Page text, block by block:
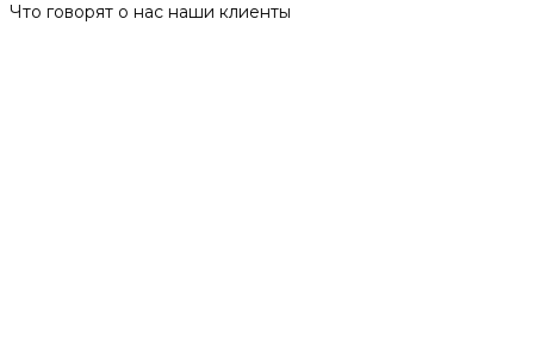
Что говорят о нас наши клиенты